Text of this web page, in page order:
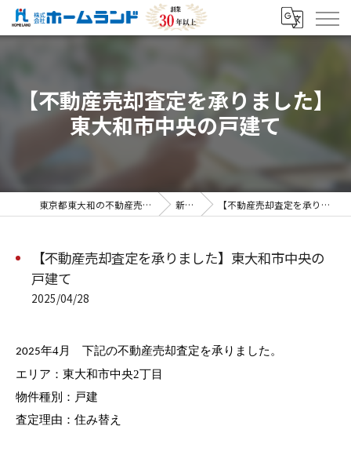
【不動産売却査定を承りました】
東大和市中央の戸建て
東京都東大和の不動産売却なら株式会社ホームランド 新着情報 【不動産売却査定を承りました】東大和市中央の戸建て
【不動産売却査定を承りました】東大和市中央の
戸建て
2025/04/28
2025年4月 下記の不動産売却査定を承りました。
エリア：東大和市中央2丁目
物件種別：戸建
査定理由：住み替え